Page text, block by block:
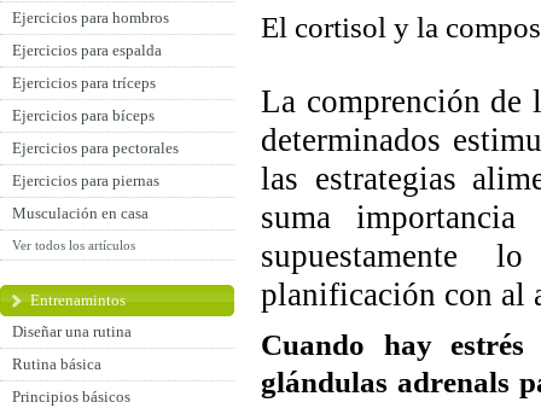
Ejercicios para hombros
Ejercicios para espalda
Ejercicios para tríceps
Ejercicios para bíceps
Ejercicios para pectorales
Ejercicios para piernas
Musculación en casa
Ver todos los artículos
Entrenamintos
Diseñar una rutina
Rutina básica
Principios básicos
El cortisol y la
La comprención de
determinados
las estrategias
suma
supuestamente
planificación con al
Cuando hay
glándulas adrenals